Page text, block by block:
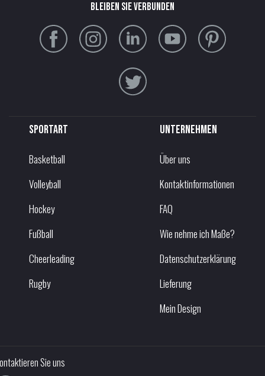
Bleiben Sie verbunden
Sportart
Basketball
Volleyball
Hockey
Fußball
Cheerleading
Rugby
Unternehmen
Über uns
Kontaktinformationen
FAQ
Wie nehme ich Maße?
Datenschutzerklärung
Lieferung
Mein Design
Sie uns